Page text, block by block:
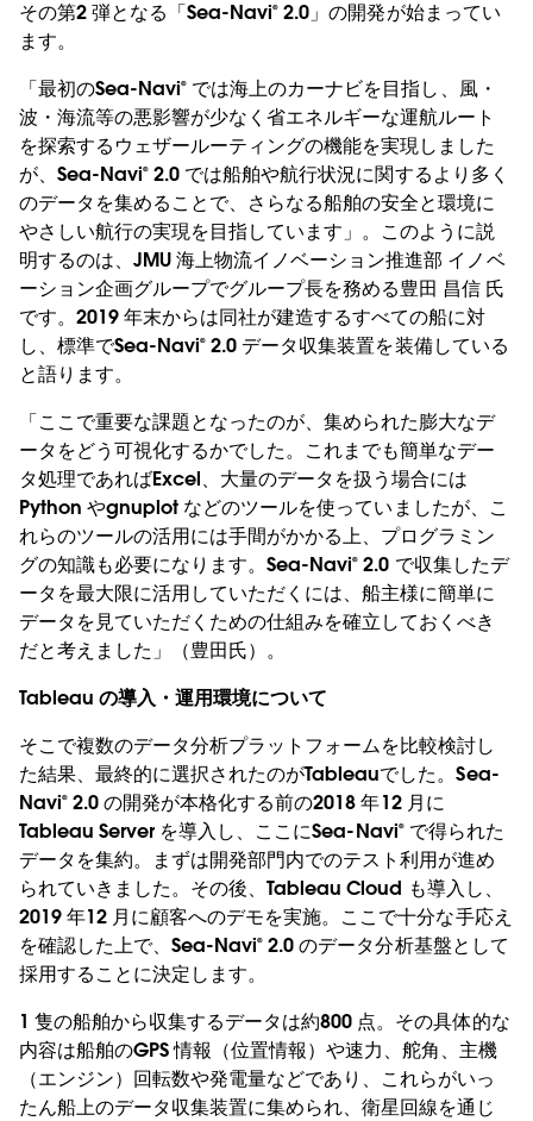
その第2 弾となる「Sea-Navi® 2.0」の開発が始まってい
ます。
「最初のSea-Navi® では海上のカーナビを目指し、風・
波・海流等の悪影響が少なく省エネルギーな運航ルート
を探索するウェザールーティングの機能を実現しました
が、Sea-Navi® 2.0 では船舶や航行状況に関するより多く
のデータを集めることで、さらなる船舶の安全と環境に
やさしい航行の実現を目指しています」。このように説
明するのは、JMU 海上物流イノベーション推進部 イノベ
ーション企画グループでグループ長を務める豊田 昌信 氏
です。2019 年末からは同社が建造するすべての船に対
し、標準でSea-Navi® 2.0 データ収集装置を装備している
と語ります。
「ここで重要な課題となったのが、集められた膨大なデ
ータをどう可視化するかでした。これまでも簡単なデー
タ処理であればExcel、大量のデータを扱う場合には
Python やgnuplot などのツールを使っていましたが、こ
れらのツールの活用には手間がかかる上、プログラミン
グの知識も必要になります。Sea-Navi® 2.0 で収集したデ
ータを最大限に活用していただくには、船主様に簡単に
データを見ていただくための仕組みを確立しておくべき
だと考えました」（豊田氏）。
Tableau の導入・運用環境について
そこで複数のデータ分析プラットフォームを比較検討し
た結果、最終的に選択されたのがTableauでした。Sea-
Navi® 2.0 の開発が本格化する前の2018 年12 月に
Tableau Server を導入し、ここにSea-Navi® で得られた
データを集約。まずは開発部門内でのテスト利用が進め
られていきました。その後、Tableau Cloud も導入し、
2019 年12 月に顧客へのデモを実施。ここで十分な手応え
を確認した上で、Sea-Navi® 2.0 のデータ分析基盤として
採用することに決定します。
1 隻の船舶から収集するデータは約800 点。その具体的な
内容は船舶のGPS 情報（位置情報）や速力、舵角、主機
（エンジン）回転数や発電量などであり、これらがいっ
たん船上のデータ収集装置に集められ、衛星回線を通じ